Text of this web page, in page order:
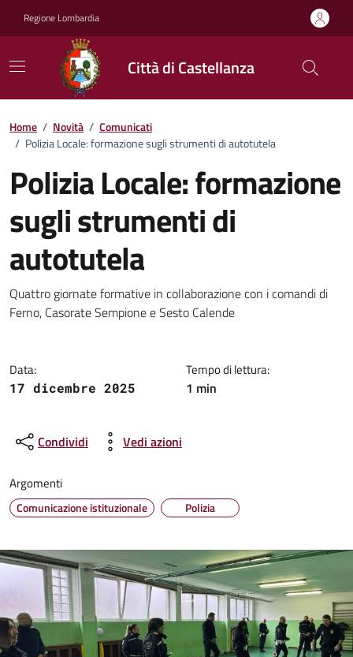
Regione Lombardia
Città di Castellanza
Home / Novità / Comunicati
/ Polizia Locale: formazione sugli strumenti di autotutela
Polizia Locale: formazione
sugli strumenti di
autotutela
Dettagli della notizia
Quattro giornate formative in collaborazione con i comandi di
Ferno, Casorate Sempione e Sesto Calende
Data:
17 dicembre 2025
Tempo di lettura:
1 min
Condividi Vedi azioni
Argomenti
Comunicazione istituzionale Polizia